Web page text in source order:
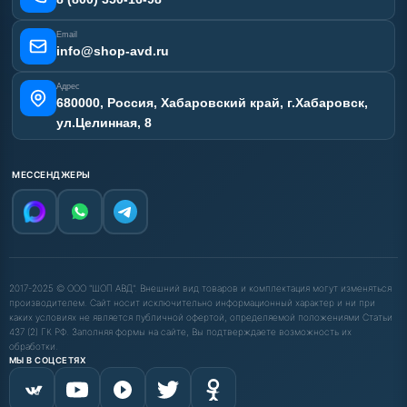
Email
info@shop-avd.ru
Адрес
680000, Россия, Хабаровский край, г.Хабаровск,
ул.Целинная, 8
МЕССЕНДЖЕРЫ
2017-2025 © ООО "ШОП АВД". Внешний вид товаров и комплектация могут изменяться
производителем. Сайт носит исключительно информационный характер и ни при
каких условиях не является публичной офертой, определяемой положениями Статьи
437 (2) ГК РФ. Заполняя формы на сайте, Вы подтверждаете возможность их
обработки.
МЫ В СОЦСЕТЯХ